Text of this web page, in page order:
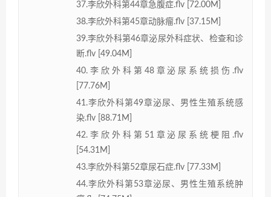
37.李欣外科第44章急腹症.flv [72.00M]
38.李欣外科第45章动脉瘤.flv [37.15M]
39.李欣外科第46章泌尿外科症状、检查和诊
断.flv [49.04M]
40.李欣外科第48章泌尿系统损伤.flv
[77.76M]
41.李欣外科第49章泌尿、男性生殖系统感
染.flv [88.71M]
42.李欣外科第51章泌尿系统梗阻.flv
[54.31M]
43.李欣外科第52章尿石症.flv [77.33M]
44.李欣外科第53章泌尿、男性生殖系统肿